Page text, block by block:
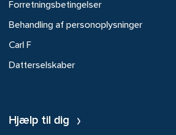
Forretningsbetingelser
Behandling af personoplysninger
Carl F
Datterselskaber
Hjælp til dig